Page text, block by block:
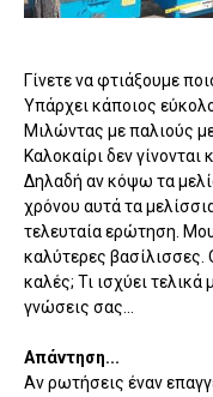
Γίνετε να φτιάξουμε
Υπάρχει κάποιος
Μιλώντας με παλιούς
Καλοκαίρι δεν
Δηλαδή αν κόψω τα
χρόνου αυτά τα
τελευταία ερώτηση. Μου
καλύτερες βασίλισσες.
καλές; Τι ισχύει
γνώσεις σας...
Απάντηση...
Αν ρωτήσεις έναν